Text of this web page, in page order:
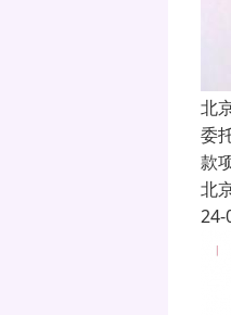
北
委
款
北
24-